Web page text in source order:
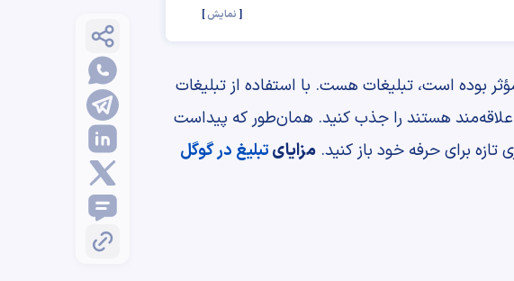
نمایش
بوده است، تبلیغات هست. با استفاده از تبلیغات
هستند را جذب کنید. همان‌طور که پیداست
برای حرفه خود باز کنید. مزایایتبلیغ در گوگل